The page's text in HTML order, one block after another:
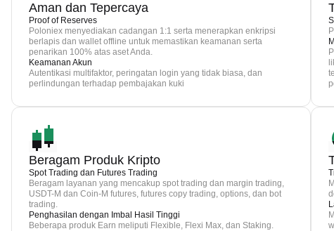
Aman dan Tepercaya
Proof of Reserves
Poloniex menyediakan cadangan 1:1 serta menerapkan enkripsi
berlapis dan wallet offline untuk memastikan keamanan serta
penarikan 100% atas aset Anda.
Keamanan Akun
Autentikasi multifaktor, peringatan login yang tidak biasa, dan
perlindungan terhadap pembajakan kuki
Beragam Produk Kripto
Spot Trading dan Futures Trading
Beragam layanan yang mencakup spot trading dan margin trading,
USDT-M dan Coin-M futures, futures copy trading, options, dan bot
trading.
Penghasilan dengan Imbal Hasil Tinggi
Beberapa produk Earn meliputi Flexible, Flexi Max, dan Staking.